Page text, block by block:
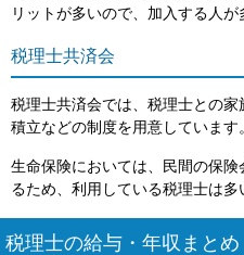
リットが多いので、加入する人が
税理士共済会
税理士共済会では、税理士との
積立などの制度を用意しています
生命保険においては、民間の保
るため、利用している税理士は多
税理士の給与・年収まとめ